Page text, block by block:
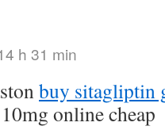
h 31 min
buy sitagliptin
online cheap